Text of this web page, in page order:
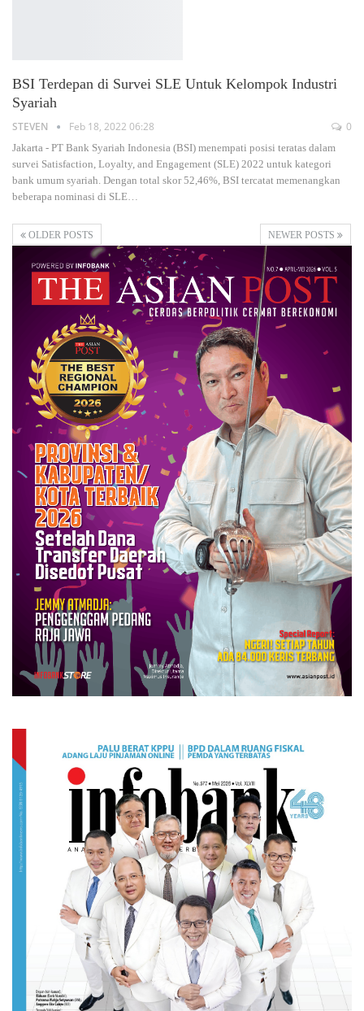
BSI Terdepan di Survei SLE Untuk Kelompok Industri
Syariah
STEVEN Feb 18, 2022 06:28 0
Jakarta - PT Bank Syariah Indonesia (BSI) menempati posisi teratas dalam
survei Satisfaction, Loyalty, and Engagement (SLE) 2022 untuk kategori
bank umum syariah. Dengan total skor 52,46%, BSI tercatat memenangkan
beberapa nominasi di SLE…
OLDER POSTS NEWER POSTS